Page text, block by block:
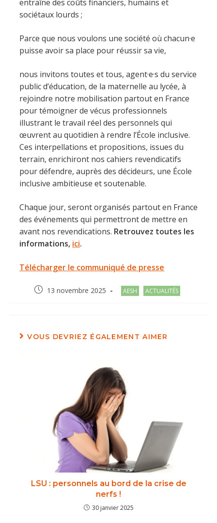
entraîne des coûts financiers, humains et
sociétaux lourds ;
Parce que nous voulons une société où chacun·e
puisse avoir sa place pour réussir sa vie,
nous invitons toutes et tous, agent·e·s du service
public d’éducation, de la maternelle au lycée, à
rejoindre notre mobilisation partout en France
pour témoigner de vécus professionnels
illustrant le travail réel des personnels qui
œuvrent au quotidien à rendre l’École inclusive.
Ces interpellations et propositions, issues du
terrain, enrichiront nos cahiers revendicatifs
pour défendre, auprès des décideurs, une École
inclusive ambitieuse et soutenable.
Chaque jour, seront organisés partout en France
des événements qui permettront de mettre en
avant nos revendications. Retrouvez toutes les
informations, ici.
Télécharger le communiqué de presse
Post13 novembre 2025
Post
AESH ACTUALITÉS
VOUS DEVRIEZ ÉGALEMENT AIMER
LSU : personnels au bord de la crise de
nerfs !
30 janvier 2025